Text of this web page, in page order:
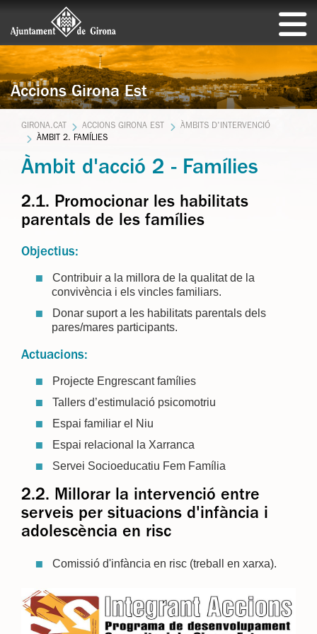
Accions Girona Est
GIRONA.CAT ACCIONS GIRONA EST
ÀMBITS D'INTERVENCIÓ
ÀMBIT 2. FAMÍLIES
Àmbit d'acció 2 - Famílies
2.1. Promocionar les habilitats
parentals de les famílies
Objectius:
Contribuir a la millora de la qualitat de la
convivència i els vincles familiars.
Donar suport a les habilitats parentals dels
pares/mares participants.
Actuacions:
Projecte Engrescant famílies
Tallers d’estimulació psicomotriu
Espai familiar el Niu
Espai relacional la Xarranca
Servei Socioeducatiu Fem Família
2.2. Millorar la intervenció entre
serveis per situacions d'infància i
adolescència en risc
Comissió d'infància en risc (treball en xarxa).